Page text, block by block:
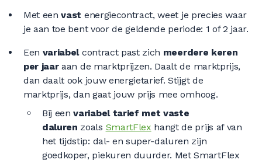
Met eenvast energiecontract, weet je precies waar
je aan toe bent voor de geldende periode: 1 of 2 jaar.
Een variabel contract past zich meerdere keren
per jaaraan de marktprijzen. Daalt de marktprijs,
dan daalt ook jouw energietarief. Stijgt de
marktprijs, dan gaat jouw prijs mee omhoog.
Bij een variabel tarief met vaste
daluren zoals SmartFlex hangt de prijs af van
het tijdstip: dal- en super-daluren zijn
goedkoper, piekuren duurder. Met SmartFlex